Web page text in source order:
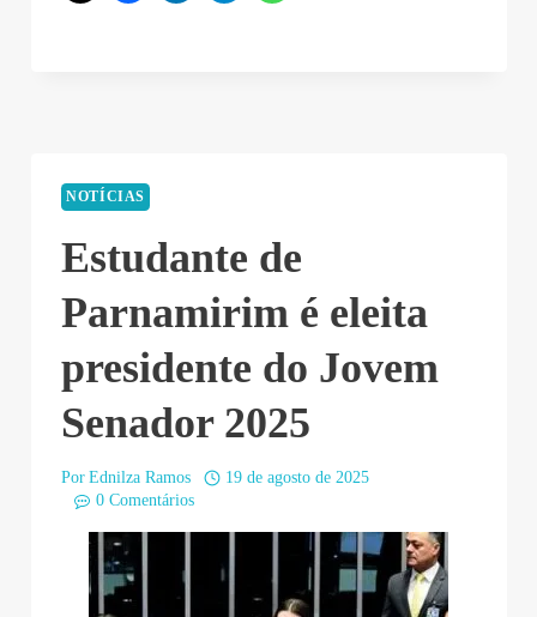
NOTÍCIAS
Estudante de
Parnamirim é eleita
presidente do Jovem
Senador 2025
Por Ednilza Ramos
19 de agosto de 2025
0 Comentários